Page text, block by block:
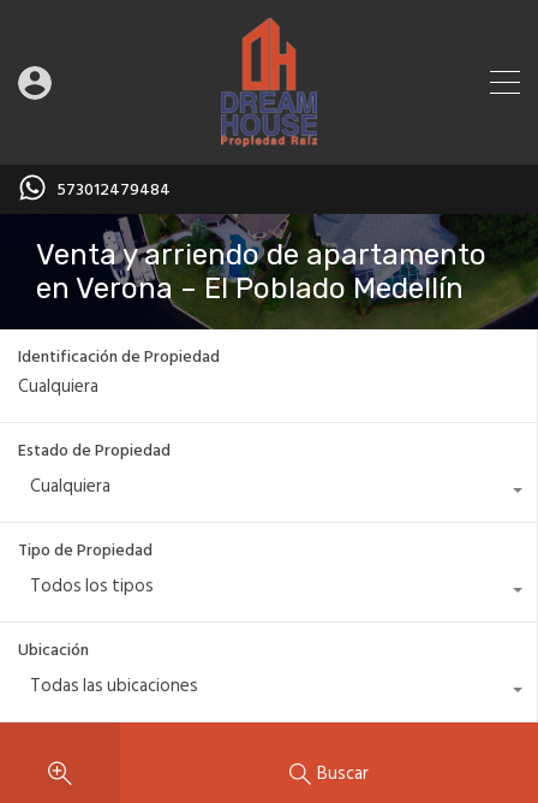
573012479484
Venta y arriendo de apartamento
en Verona – El Poblado Medellín
Identificación de Propiedad
Estado de Propiedad
Cualquiera
Tipo de Propiedad
Todos los tipos
Ubicación
Todas las ubicaciones
Buscar